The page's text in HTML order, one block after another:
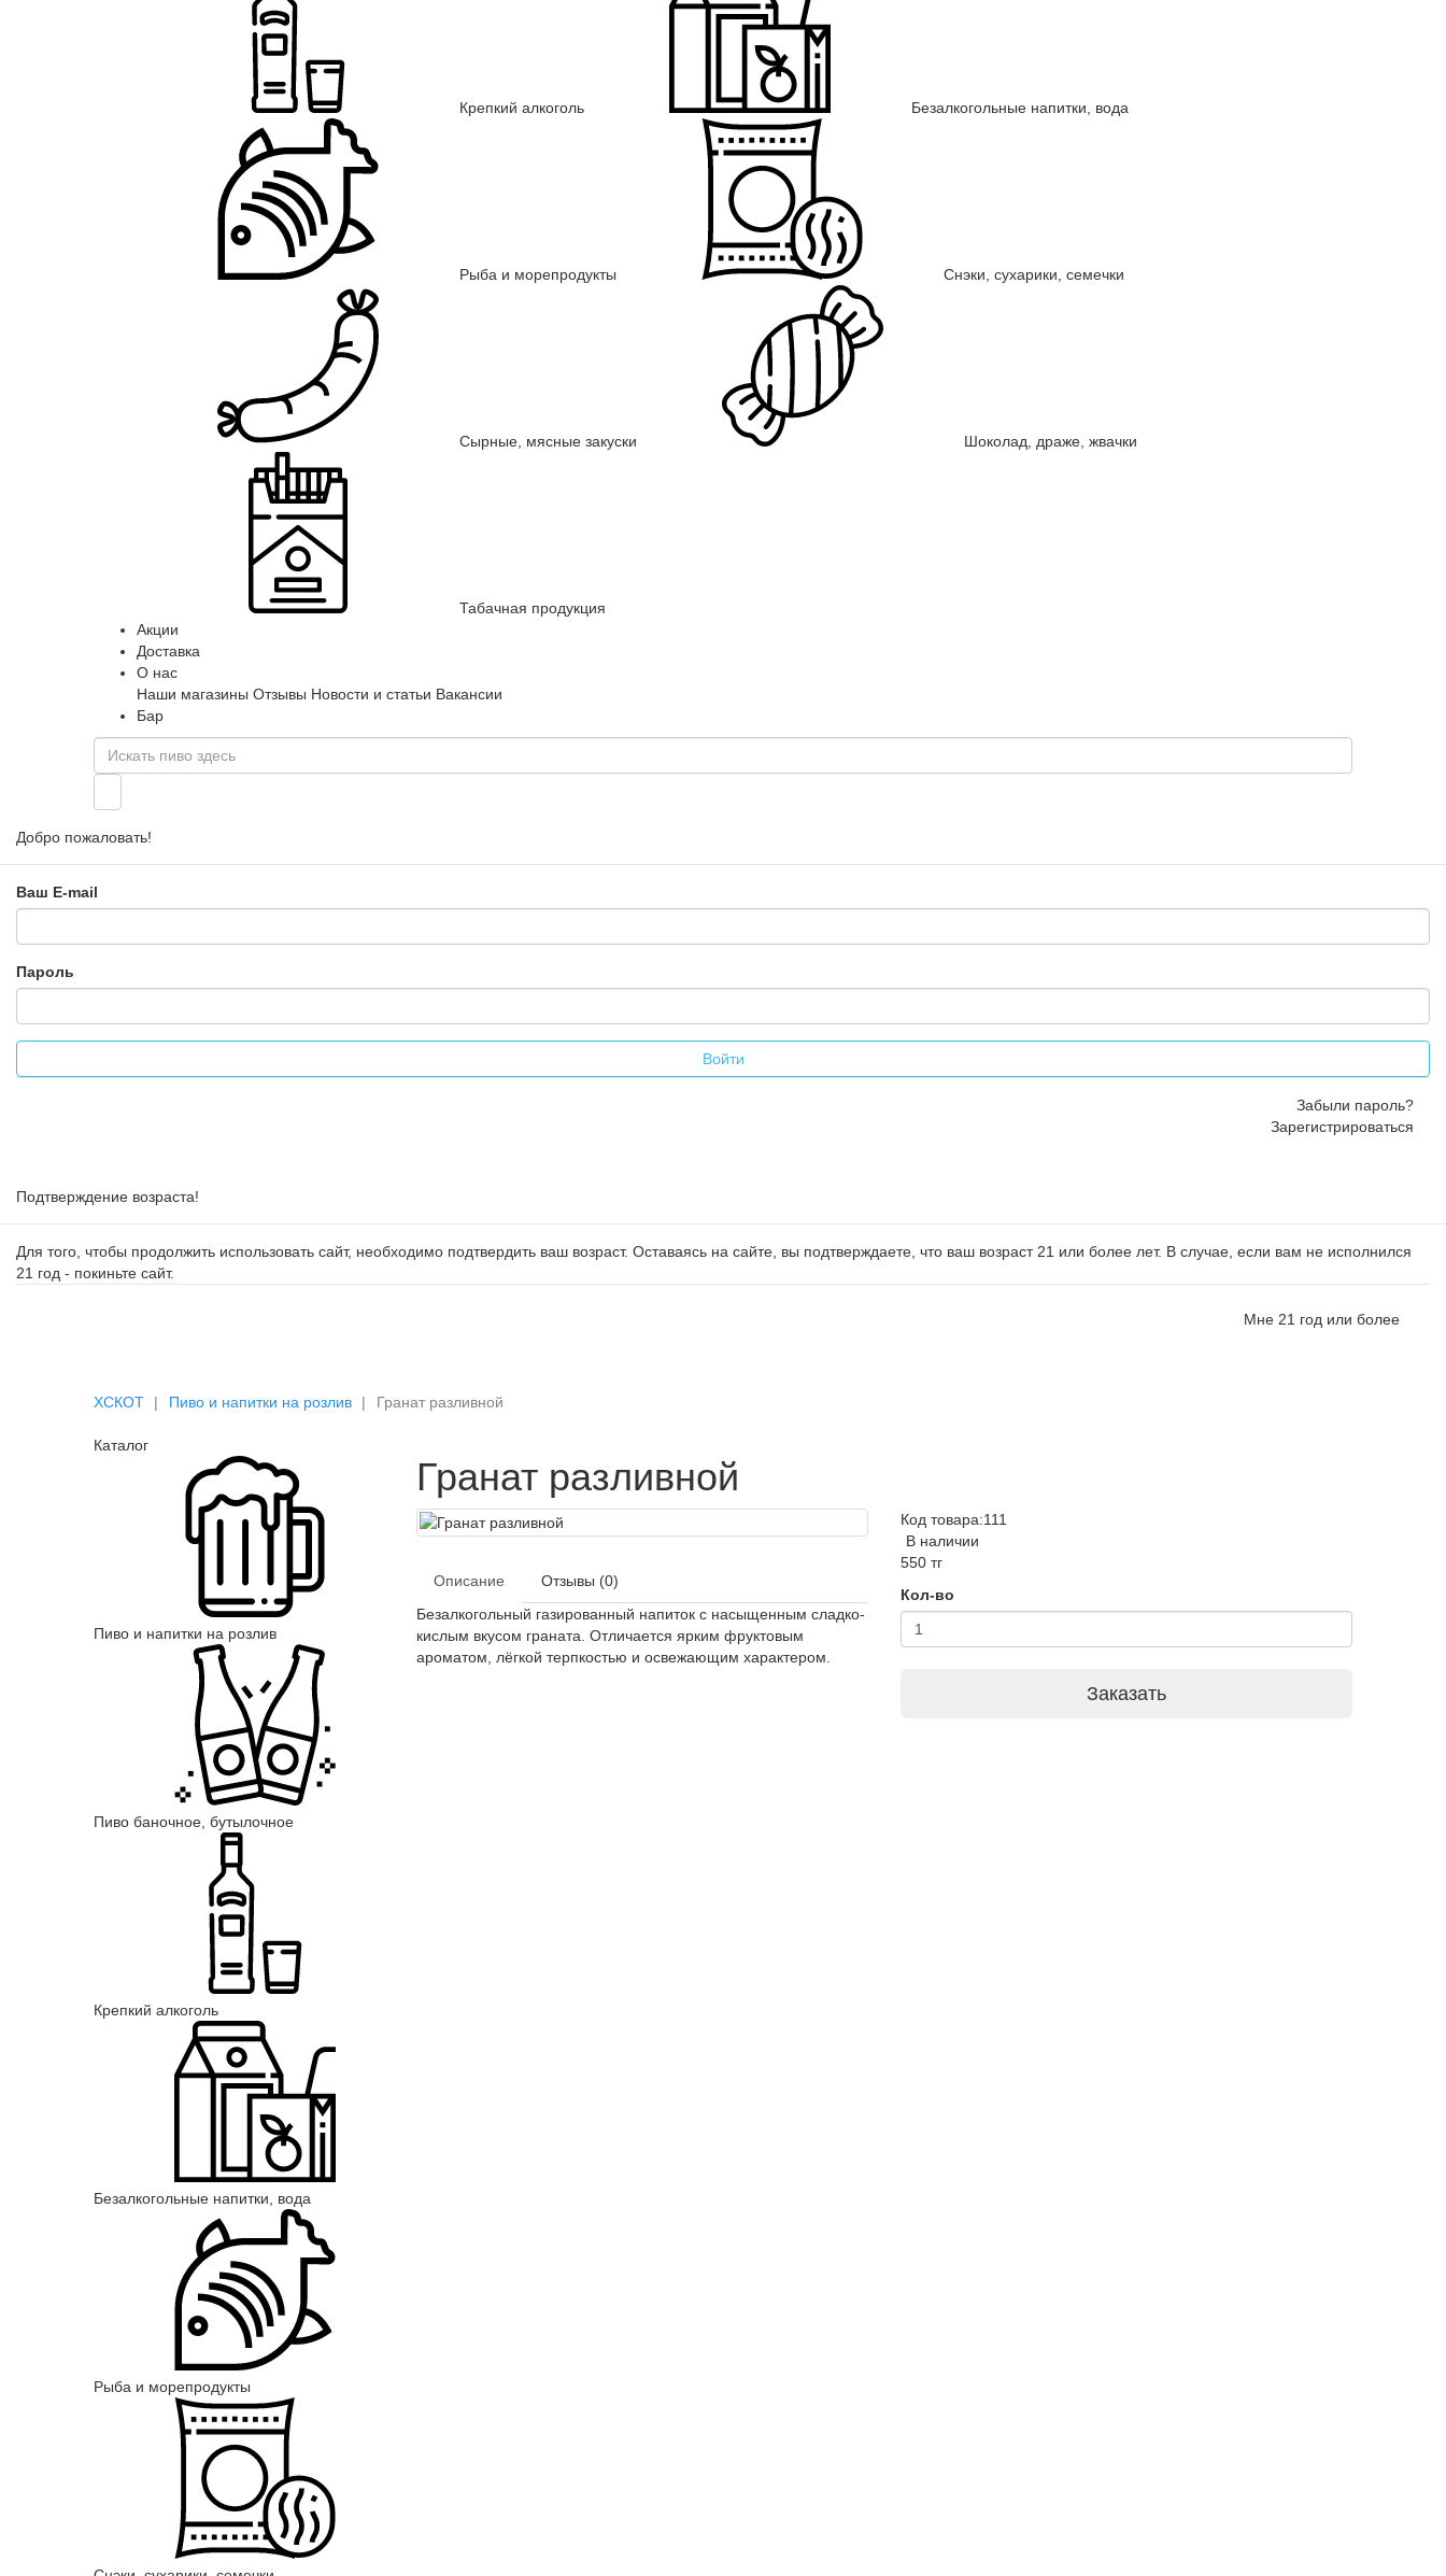
Крепкий алкоголь Безалкогольные напитки, вода
Рыба и морепродукты Снэки, сухарики, семечки
Сырные, мясные закуски Шоколад, драже, жвачки
Табачная продукция
Акции
Доставка
О нас
Наши магазины Отзывы Новости и статьи Вакансии
Бар
Добро пожаловать!
Ваш E-mail
Пароль
Войти
Забыли пароль?
Зарегистрироваться
Подтверждение возраста!
Для того, чтобы продолжить использовать сайт, необходимо подтвердить ваш возраст. Оставаясь на сайте, вы подтверждаете, что ваш возраст 21 или более лет. В случае, если вам не исполнился
21 год - покиньте сайт.
Мне 21 год или более
ХСКОТ Пиво и напитки на розлив Гранат разливной
Каталог
Пиво и напитки на розлив
Пиво баночное, бутылочное
Крепкий алкоголь
Безалкогольные напитки, вода
Рыба и морепродукты
Гранат разливной
Описание
Отзывы (0)
Безалкогольный газированный напиток с насыщенным сладко-
кислым вкусом граната. Отличается ярким фруктовым
ароматом, лёгкой терпкостью и освежающим характером.
Код товара:111
В наличии
550 тг
Кол-во
Заказать